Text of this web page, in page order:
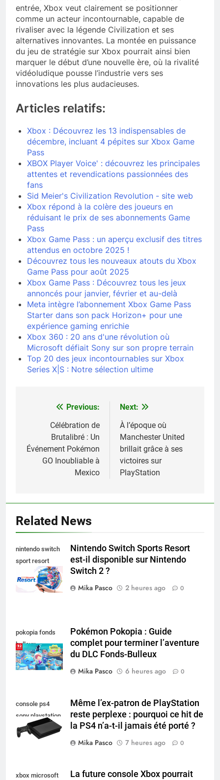
entrée, Xbox veut clairement se positionner
comme un acteur incontournable, capable de
rivaliser avec la légende Civilization et ses
alternatives innovantes. La montée en puissance
du jeu de stratégie sur Xbox pourrait ainsi bien
marquer le début d’une nouvelle ère, où la rivalité
vidéoludique pousse l’industrie vers ses
innovations les plus audacieuses.
Articles relatifs:
Xbox : Découvrez les 13 indispensables de
décembre, incluant 4 pépites sur Xbox Game
Pass
XBOX Player Voice' : découvrez les principales
attentes et revendications passionnées des
fans
Sid Meier's Civilization Revolution - site web
Xbox répond à la colère des joueurs en
réduisant le prix de ses abonnements Game
Pass
Xbox Game Pass : un aperçu exclusif des titres
attendus en octobre 2025 !
Découvrez tous les nouveaux atouts du Xbox
Game Pass pour août 2025
Xbox Game Pass : Découvrez tous les jeux
annoncés pour janvier, février et au-delà
Meta intègre l’abonnement Xbox Game Pass
Starter dans son pack Horizon+ pour une
expérience gaming enrichie
Xbox 360 : 20 ans d'une révolution où
Microsoft défiait Sony sur son propre terrain
Top 20 des jeux incontournables sur Xbox
Series X|S : Notre sélection ultime
Navigation
l’article
Previous:
Célébration de
Brutalibré : Un
Événement Pokémon
GO Inoubliable à
Mexico
Next:
À l’époque où
Manchester United
brillait grâce à ses
victoires sur
PlayStation
Related News
nintendo switch
sport resort
nintendo switch
Nintendo Switch Sports Resort
est-il disponible sur Nintendo
Switch 2 ?
Mika Pasco
2 heures ago 0
pokopia fonds
bulleux
Pokémon Pokopia : Guide
complet pour terminer l’aventure
du DLC Fonds-Bulleux
Mika Pasco
6 heures ago 0
console ps4
sony playstation
Même l’ex-patron de PlayStation
reste perplexe : pourquoi ce hit de
la PS4 n’a-t-il jamais été porté ?
Mika Pasco
7 heures ago 0
xbox microsoft
La future console Xbox pourrait